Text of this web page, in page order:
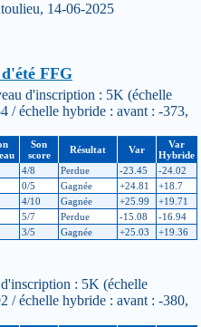
14-06-2025
FFG
d'inscription : 5K (échelle
/ échelle hybride : avant : -373,
Son
score
Résultat Var
Var
Hybride
4/8 Perdue -23.45
-24.02
0/5 Gagnée +24.81
+18.7
4/10 Gagnée +25.99
+19.71
5/7 Perdue -15.08
-16.94
3/5 Gagnée +25.03 +19.36
: 5K (échelle
/ échelle hybride : avant : -380,